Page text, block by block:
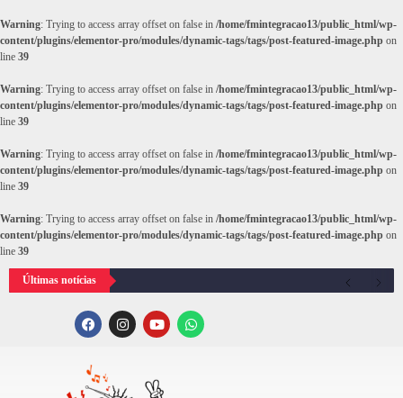
Warning: Trying to access array offset on false in /home/fmintegracao13/public_html/wp-
content/plugins/elementor-pro/modules/dynamic-tags/tags/post-featured-image.php on
line 39
Warning: Trying to access array offset on false in /home/fmintegracao13/public_html/wp-
content/plugins/elementor-pro/modules/dynamic-tags/tags/post-featured-image.php on
line 39
Warning: Trying to access array offset on false in /home/fmintegracao13/public_html/wp-
content/plugins/elementor-pro/modules/dynamic-tags/tags/post-featured-image.php on
line 39
Warning: Trying to access array offset on false in /home/fmintegracao13/public_html/wp-
content/plugins/elementor-pro/modules/dynamic-tags/tags/post-featured-image.php on
line 39
Últimas notícias